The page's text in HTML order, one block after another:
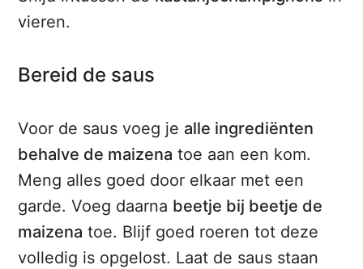
vieren.
Bereid de saus
Voor de saus voeg je alle ingrediënten
behalve de maizena toe aan een kom.
Meng alles goed door elkaar met een
garde. Voeg daarna beetje bij beetje de
maizena toe. Blijf goed roeren tot deze
volledig is opgelost. Laat de saus staan